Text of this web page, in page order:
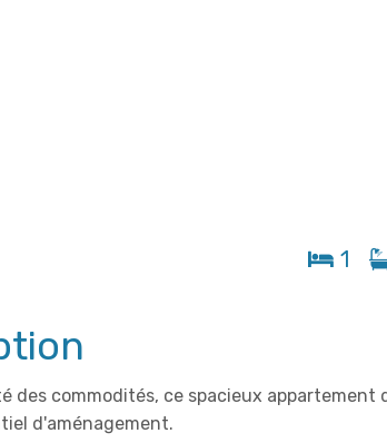
1
des commodités, ce spacieux appartement
d'aménagement.